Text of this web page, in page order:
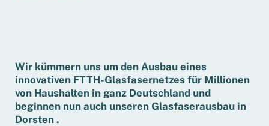
Wir kümmern uns um den Ausbau eines
innovativen FTTH-Glasfasernetzes für Millionen
von Haushalten in ganz Deutschland und
beginnen nun auch unseren Glasfaserausbau in
Dorsten .